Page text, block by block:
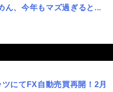
ん、今年もマズ過ぎると...
にてFX自動売買再開！2月